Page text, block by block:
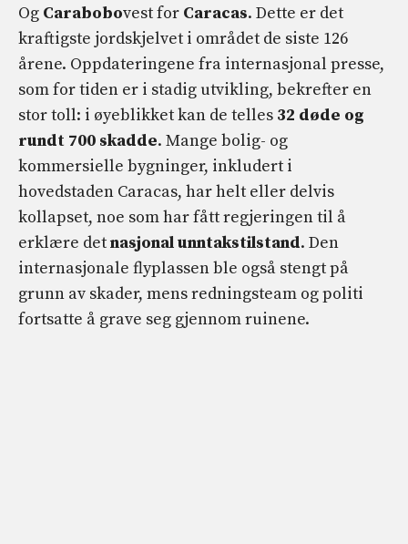
Og Carabobovest for Caracas. Dette er det
kraftigste jordskjelvet i området de siste 126
årene. Oppdateringene fra internasjonal presse,
som for tiden er i stadig utvikling, bekrefter en
stor toll: i øyeblikket kan de telles 32 døde og
rundt 700 skadde. Mange bolig- og
kommersielle bygninger, inkludert i
hovedstaden Caracas, har helt eller delvis
kollapset, noe som har fått regjeringen til å
erklære detnasjonal unntakstilstand. Den
internasjonale flyplassen ble også stengt på
grunn av skader, mens redningsteam og politi
fortsatte å grave seg gjennom ruinene.